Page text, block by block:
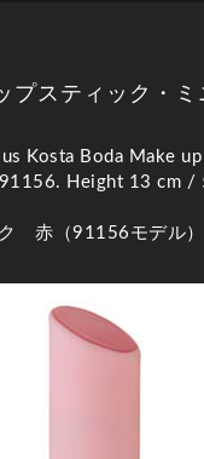
プスティック・ミ
ク 赤（91156モデル